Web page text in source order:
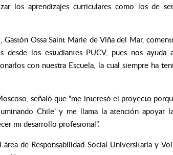
los aprendizajes curriculares como los de
Ossa Saint Marie de Viña del Mar,
los estudiantes PUCV, pues nos ayuda
con nuestra Escuela, la cual siempre ha
señaló que “me interesó el proyecto
Chile’ y me llama la atención apoyar
mi desarrollo profesional”.
de Responsabilidad Social Universitaria y